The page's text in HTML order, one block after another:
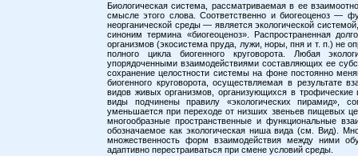
Биологическая система, рассматриваемая в ее
смысле этого слова. Соответственно и биогеоценоз —
неорганической среды — является экологической
синоним термина «биогеоценоз». Распространенная
организмов (экосистема пруда, лужи, норы, пня и т. п.) не
полного цикла биогенного круговорота. Любая
упорядоченными взаимодействиями составляющих ее
сохранение целостности системы на фоне постоянно
биогенного круговорота, осуществляемая в результате
видов живых организмов, организующихся в
виды подчинены правилу «экологических пирамид»,
уменьшается при переходе от низших звеньев пищевых
многообразные пространственные и функциональные
обозначаемое как экологическая ниша вида (см. Вид).
множественность форм взаимодействия между ними
адаптивно перестраиваться при смене условий среды.